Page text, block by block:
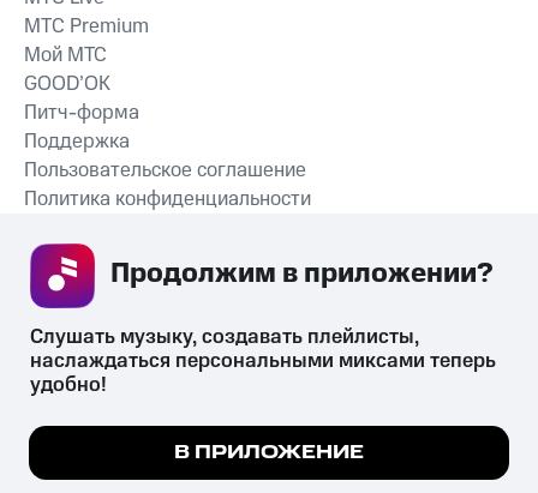
СКАЧАТЬ ПРИЛОЖЕНИЕ
MTС Premium
Мой МТС
GOOD’OK
Питч-форма
Поддержка
Пользовательское соглашение
Политика конфиденциальности
психотропных веществ, их аналогов причиняет вред здоровью,
их незаконный оборот запрещён и влечёт установленную
законодательством ответственность.
Мы используем куки, чтобы на сайте все
Подробнее
Слушать музыку, создавать плейлисты,
наслаждаться персональными миксами теперь
удобно!
В ПРИЛОЖЕНИЕ